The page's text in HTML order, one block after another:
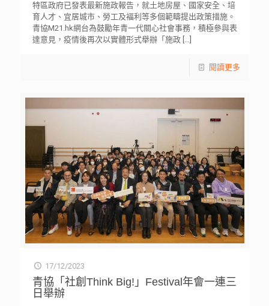
特區政府已發表最新施政報告，就土地房屋、國家安全、培
育人才、宜居城市、勞工及褔利等多個範疇提出政策措施。
青協M21.hk網台為鼓勵年青一代關心社會事務，積極參與表
達意見，疫情後再次以實體形式舉辦「施政[…]
閱讀更多
17/12/2023
青協「社創Think Big!」Festival年會一連三
日舉辦